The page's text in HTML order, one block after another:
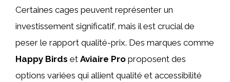
Certaines cages peuvent représenter un
investissement significatif, mais il est crucial de
peser le rapport qualité-prix. Des marques comme
Happy Birds et Aviaire Pro proposent des
options variées qui allient qualité et accessibilité